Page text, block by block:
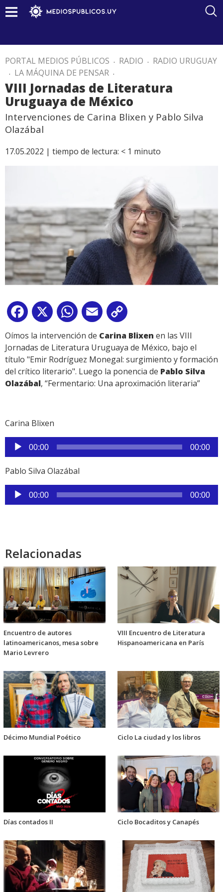
PORTAL MEDIOS PÚBLICOS . RADIO . RADIO URUGUAY
. LA MÁQUINA DE PENSAR .
VIII Jornadas de Literatura
Uruguaya de México
Intervenciones de Carina Blixen y Pablo Silva
Olazábal
17.05.2022 | tiempo de lectura: < 1 minuto
Facebook
X WhatsApp
Email
Link
Oímos la intervención de Carina Blixen en las VIII
Jornadas de Literatura Uruguaya de México, bajo el
título "Emir Rodríguez Monegal: surgimiento y formación
del crítico literario". Luego la ponencia de Pablo Silva
Olazábal, “Fermentario: Una aproximación literaria”
Carina Blixen
Reproductor
de
audio
00:00 00:00
Pablo Silva Olazábal
Reproductor
de
00:00 00:00
Relacionadas
Encuentro de autores
latinoamericanos, mesa sobre
Mario Levrero
VIII Encuentro de Literatura
Hispanoamericana en París
Décimo Mundial Poético Ciclo La ciudad y los libros
Días contados II Ciclo Bocaditos y Canapés